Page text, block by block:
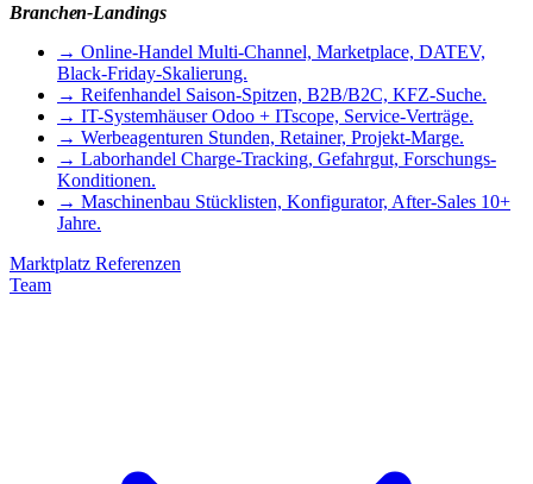
Branchen-Landings
→ Online-Handel Multi-Channel, Marketplace, DATEV,
Black-Friday-Skalierung.
→ Reifenhandel Saison-Spitzen, B2B/B2C, KFZ-Suche.
→ IT-Systemhäuser Odoo + ITscope, Service-Verträge.
→ Werbeagenturen Stunden, Retainer, Projekt-Marge.
→ Laborhandel Charge-Tracking, Gefahrgut, Forschungs-
Konditionen.
→ Maschinenbau Stücklisten, Konfigurator, After-Sales 10+
Jahre.
Marktplatz Referenzen
Team